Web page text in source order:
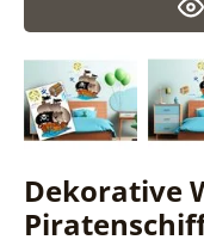
Dekorative